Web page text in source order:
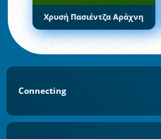
Χρυσή Πασιέντζα Αράχνη
Connecting